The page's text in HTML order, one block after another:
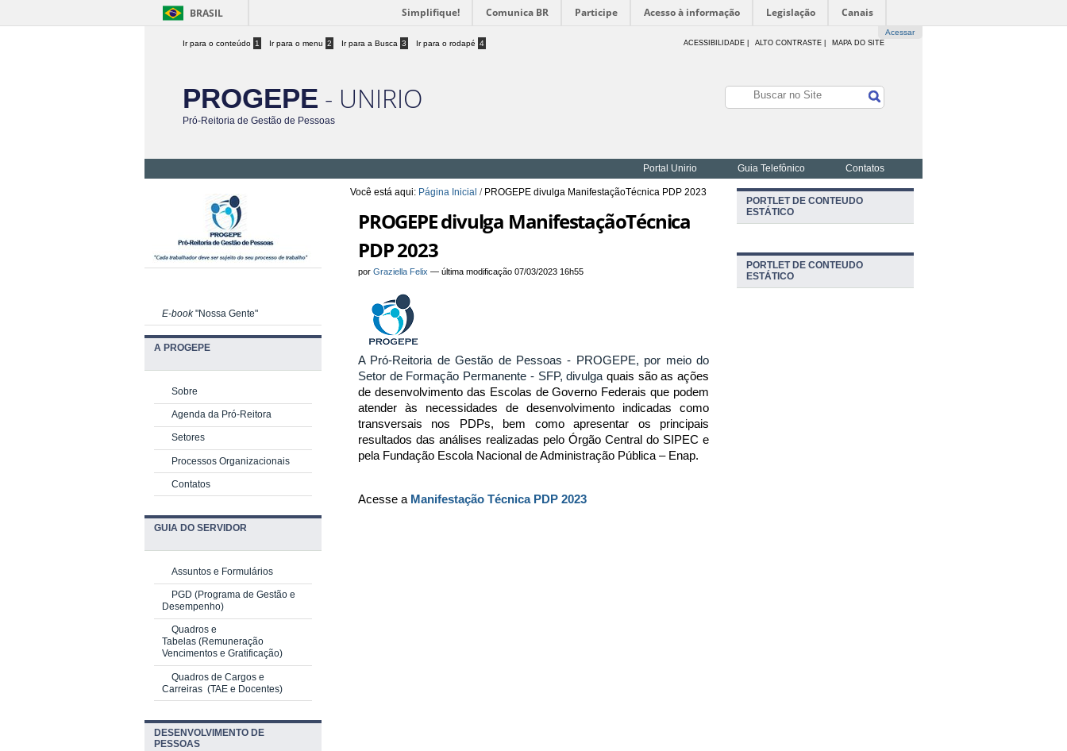
BRASIL Simplifique! Comunica BR Participe Acesso à informação Legislação Canais
Acessar
Ir para o conteúdo 1 Ir para o menu 2 Ir para a Busca 3 Ir para o rodapé 4 ACESSIBILIDADE ALTO CONTRASTE | MAPA DO SITE
PROGEPE - UNIRIO
Pró-Reitoria de Gestão de Pessoas
Portal Unirio Guia Telefônico Contatos
Você está aqui: Página Inicial / PROGEPE divulga ManifestaçãoTécnica PDP 2023
PROGEPE divulga ManifestaçãoTécnica
PDP 2023
porGraziella Felix —última modificação 07/03/2023 16h55
A Pró-Reitoria de Gestão de Pessoas - PROGEPE, por meio do
Setor de Formação Permanente - SFP, divulga quais são as ações
de desenvolvimento das Escolas de Governo Federais que podem
atender às necessidades de desenvolvimento indicadas como
transversais nos PDPs, bem como apresentar os principais
resultados das análises realizadas pelo Órgão Central do SIPEC e
pela Fundação Escola Nacional de Administração Pública – Enap.
Acesse a Manifestação Técnica PDP 2023
E-book"Nossa Gente"
A PROGEPE
Sobre
Agenda da Pró-Reitora
Setores
Processos Organizacionais
Contatos
GUIA DO SERVIDOR
Assuntos e Formulários
PGD (Programa de Gestão e
Desempenho)
Quadros e
Tabelas (Remuneração
Vencimentos e Gratificação)
Quadros de Cargos e
Carreiras (TAE e Docentes)
DESENVOLVIMENTO DE
PESSOAS
PORTLET DE CONTEUDO
ESTÁTICO
PORTLET DE CONTEUDO
ESTÁTICO